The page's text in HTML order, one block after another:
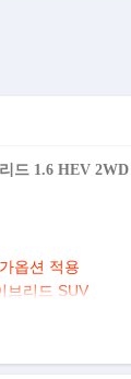
드 1.6 HEV 2WD
옵션 적용
브리드 SUV